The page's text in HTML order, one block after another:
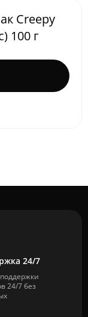
Creepy
100 г
24/7
24/7 без